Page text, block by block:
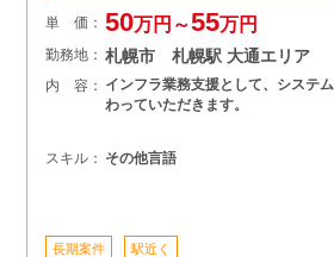
単 価： 50万円～55万円
勤務地： 札幌市 札幌駅 大通エリア
内 容： インフラ業務支援として、システ
わっていただきます。
スキル： その他言語
長期案件 駅近く